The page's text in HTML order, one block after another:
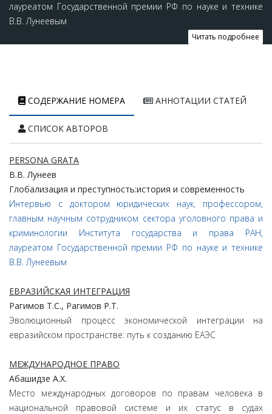
лауреатом Государственной премии РФ по науке и технике
В.В. Лунеевым
Читать подробнее
СОДЕРЖАНИЕ НОМЕРА АННОТАЦИИ СТАТЕЙ
СПИСОК АВТОРОВ
PERSONA GRATA
В.В. Лунеев
Глобализация и преступность:история и современность
Интервью с
доктором юридических наук, профессором,
главным научным сотрудником сектора уголовного права и
криминологии Института государства и права РАН,
лауреатом Государственной премии РФ по науке и технике
В.В. Лунеевым
ЕВРАЗИЙСКАЯ ИНТЕГРАЦИЯ
Рагимов Т.С., Рагимов Р.Т.
Эволюционный процесс экономической интеграции на
евразийском пространстве: путь к созданию ЕАЭС
МЕЖДУНАРОДНОЕ ПРАВО
Абашидзе А.Х.
Место международных договоров по правам человека в
национальной правовой системе и их статус в судах